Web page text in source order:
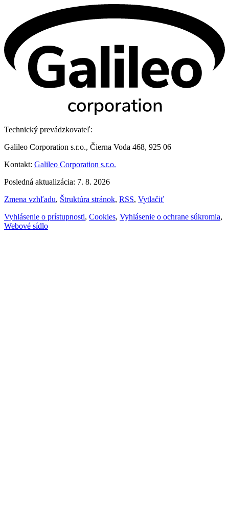
Technický prevádzkovateľ:
Galileo Corporation s.r.o., Čierna Voda 468, 925 06
Kontakt: Galileo Corporation s.r.o.
Posledná aktualizácia: 7. 8. 2026
Zmena vzhľadu, Štruktúra stránok, RSS, Vytlačiť
Vyhlásenie o prístupnosti, Cookies, Vyhlásenie o ochrane súkromia,
Webové sídlo